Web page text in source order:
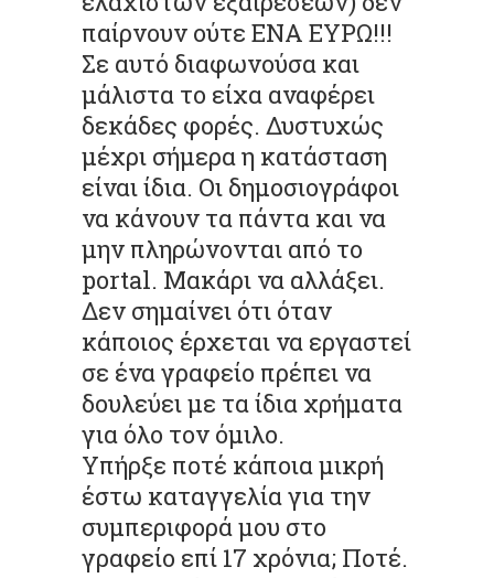
παίρνουν ούτε ΕΝΑ ΕΥΡΩ!!!
Σε αυτό διαφωνούσα και
μάλιστα το είχα αναφέρει
δεκάδες φορές. Δυστυχώς
μέχρι σήμερα η κατάσταση
είναι ίδια. Οι δημοσιογράφοι
να κάνουν τα πάντα και να
μην πληρώνονται από το
portal. Μακάρι να αλλάξει.
Δεν σημαίνει ότι όταν
κάποιος έρχεται να εργαστεί
σε ένα γραφείο πρέπει να
δουλεύει με τα ίδια χρήματα
για όλο τον όμιλο.
Υπήρξε ποτέ κάποια μικρή
έστω καταγγελία για την
συμπεριφορά μου στο
γραφείο επί 17 χρόνια; Ποτέ.